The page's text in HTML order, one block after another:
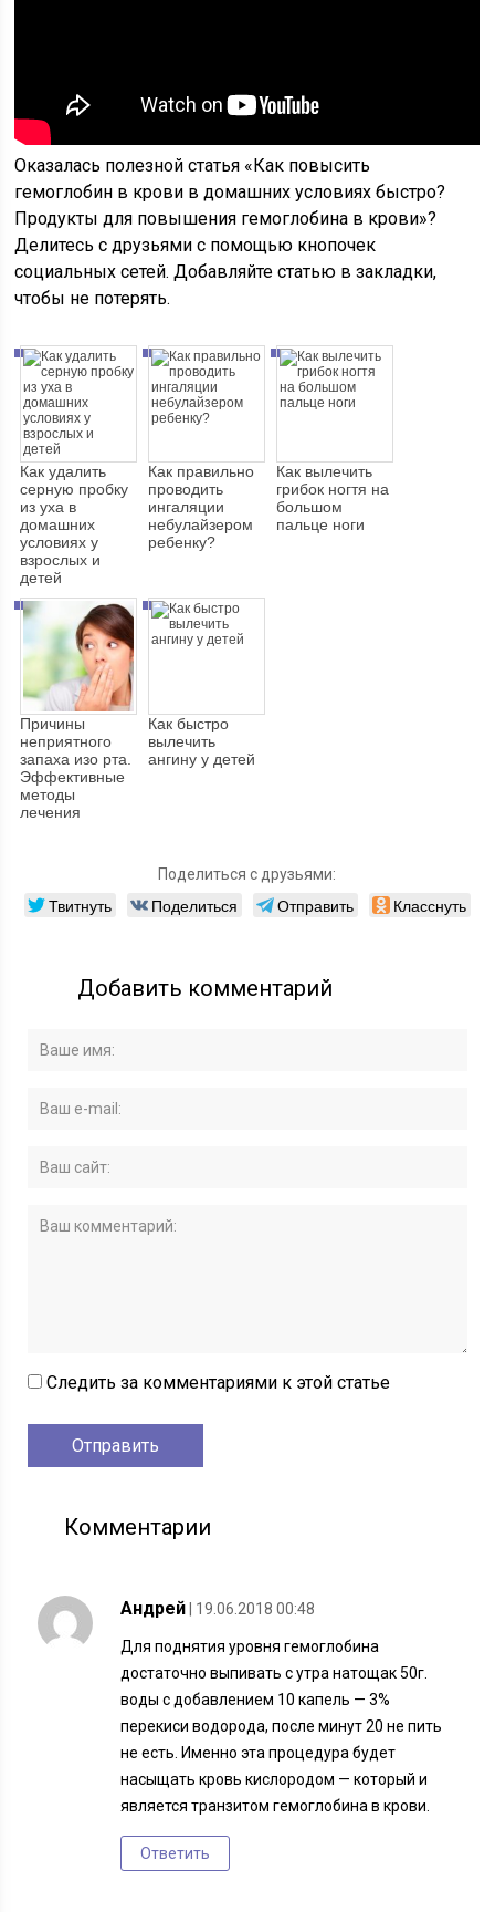
Оказалась полезной статья «Как повысить
гемоглобин в крови в домашних условиях быстро?
Продукты для повышения гемоглобина в крови»?
Делитесь с друзьями с помощью кнопочек
социальных сетей. Добавляйте статью в закладки,
чтобы не потерять.
Как удалить
серную пробку
из уха в
домашних
условиях у
взрослых и
детей
Как правильно
проводить
ингаляции
небулайзером
ребенку?
Как вылечить
грибок ногтя на
большом
пальце ноги
Причины
неприятного
запаха изо рта.
Эффективные
методы
лечения
Как быстро
вылечить
ангину у детей
Поделиться с друзьями:
Твитнуть Поделиться Отправить Класснуть
Добавить комментарий
Следить за комментариями к этой статье
Комментарии
Андрей | 19.06.2018 00:48
Для поднятия уровня гемоглобина
достаточно выпивать с утра натощак 50г.
воды с добавлением 10 капель — 3%
перекиси водорода, после минут 20 не пить
не есть. Именно эта процедура будет
насыщать кровь кислородом — который и
является транзитом гемоглобина в крови.
Ответить